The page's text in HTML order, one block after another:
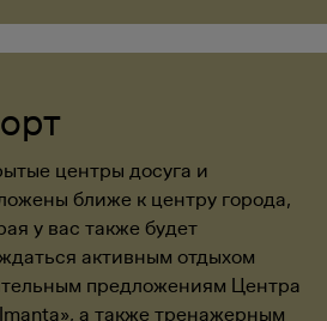
центры досуга и
ближе к центру города,
у вас также будет
активным отдыхом
предложениям Центра
а также тренажерным